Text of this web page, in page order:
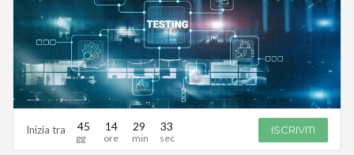
Inizia tra 45 14 29 32 ISCRIVITI